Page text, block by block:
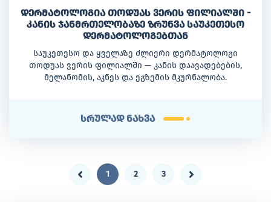
დერმატოლოგია თოდუას ვერის ფილიალში -
კანის ჯანმრთელობაზე ზრუნვა საუკეთესო
დერმატოლოგებთან
საუკეთესო და ყველაზე ძლიერი დერმატოლოგი
თოდუას ვერის ფილიალში — კანის დაავადებების,
მელანომის, აკნეს და ეგზემის მკურნალობა.
სრულად ნახვა
1 2 3